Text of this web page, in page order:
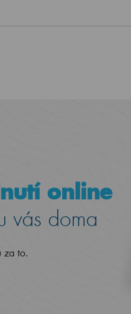
online
vás doma
za to.